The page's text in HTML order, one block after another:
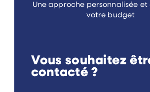
Une approche personnalisée et
votre budget
Vous souhaitez
contacté ?